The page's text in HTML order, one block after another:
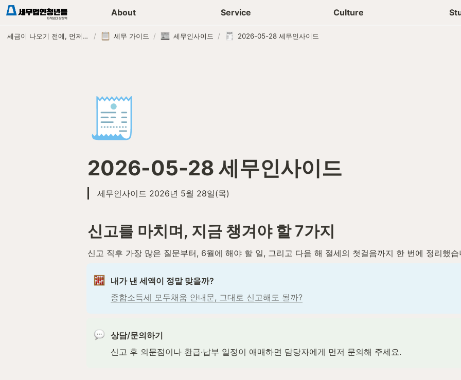
About Service Culture
세금이 나오기 전에, 먼저 연락하는 세무법인 / 세무 가이드 / 세무인사이드 / 2026-05-28 세무인사이드
세무가이드 콘텐츠 기장상담신청 청년들 일상
🧾
2026-05-28 세무인사이드
세무인사이드 2026년 5월 28일(목)
신고를 마치며, 지금 챙겨야 할 7가지
신고 직후 가장 많은 질문부터, 6월에 해야 할 일, 그리고 다음 해 절세의 첫걸음까지 한 번에 정리했습
내가 낸 세액이 정말 맞을까?
종합소득세 모두채움 안내문, 그대로 신고해도 될까?
상담/문의하기
신고 후 의문점이나 환급·납부 일정이 애매하면 담당자에게 먼저 문의해 주세요.